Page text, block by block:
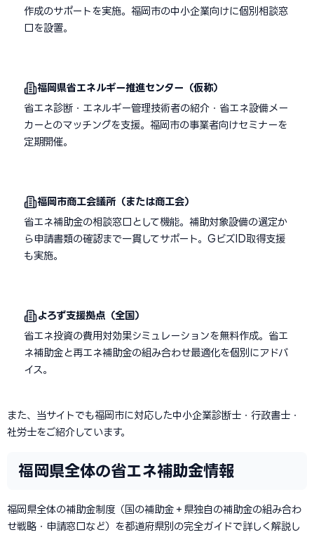
作成のサポートを実施。福岡市の中小企業向けに個別相談窓
口を設置。
福岡県省エネルギー推進センター（仮称）
省エネ診断・エネルギー管理技術者の紹介・省エネ設備メー
カーとのマッチングを支援。福岡市の事業者向けセミナーを
定期開催。
福岡市商工会議所（または商工会）
省エネ補助金の相談窓口として機能。補助対象設備の選定か
ら申請書類の確認まで一貫してサポート。GビズID取得支援
も実施。
よろず支援拠点（全国）
省エネ投資の費用対効果シミュレーションを無料作成。省エ
ネ補助金と再エネ補助金の組み合わせ最適化を個別にアドバ
イス。
また、当サイトでも福岡市に対応した中小企業診断士・行政書士・
社労士をご紹介しています。
福岡県全体の省エネ補助金情報
福岡県全体の補助金制度（国の補助金＋県独自の補助金の組み合わ
せ戦略・申請窓口など）を都道府県別の完全ガイドで詳しく解説し